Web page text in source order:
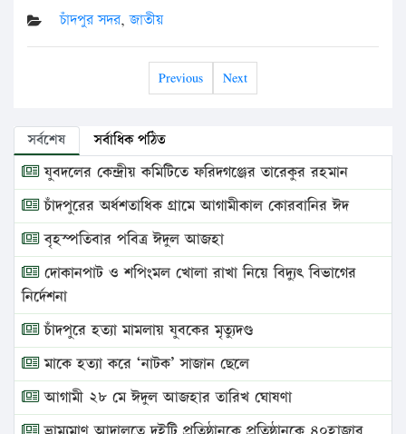
চাঁদপুর সদর,জাতীয়
Previous Next
সর্বশেষ সর্বাধিক পঠিত
যুবদলের কেন্দ্রীয় কমিটিতে ফরিদগঞ্জের তারেকুর রহমান
চাঁদপুরের অর্ধশতাধিক গ্রামে আগামীকাল কোরবানির ঈদ
বৃহস্পতিবার পবিত্র ঈদুল আজহা
দোকানপাট ও শপিংমল খোলা রাখা নিয়ে বিদ্যুৎ বিভাগের
নির্দেশনা
চাঁদপুরে হত্যা মামলায় যুবকের মৃত্যুদণ্ড
মাকে হত্যা করে ‘নাটক’ সাজান ছেলে
আগামী ২৮ মে ঈদুল আজহার তারিখ ঘোষণা